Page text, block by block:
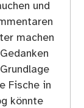
und
machen
Fische in
könnte